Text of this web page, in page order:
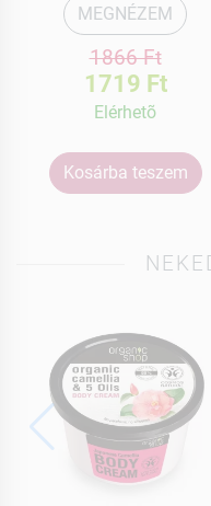
MEGNÉZEM
1866 Ft
1719 Ft
Elérhetõ
Kosárba teszem